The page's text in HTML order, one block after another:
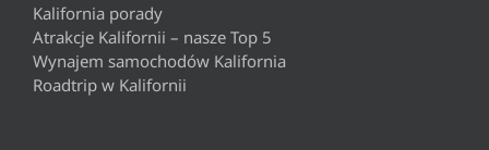
Kalifornia porady
Atrakcje Kalifornii – nasze Top 5
Wynajem samochodów Kalifornia
Roadtrip w Kalifornii